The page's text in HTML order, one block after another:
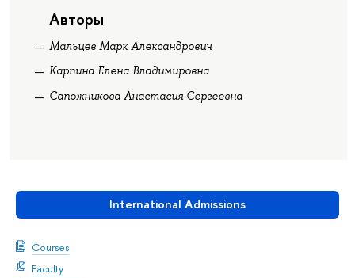
International Admissions
Courses
Faculty
Авторы
Мальцев Марк Александрович
Карпина Елена Владимировна
Сапожникова Анастасия Сергеевна